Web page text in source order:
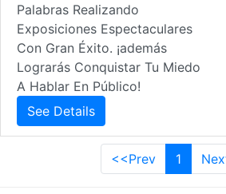
Palabras Realizando
Exposiciones Espectaculares
Con Gran Éxito. ¡además
Lograrás Conquistar Tu Miedo
A Hablar En Público!
See Details
<<Prev 1